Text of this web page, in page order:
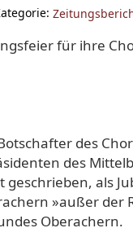
für ihre
des
des
als
»au­ßer
Oberachern.